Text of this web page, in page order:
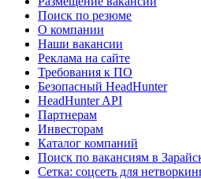
Поиск по резюме
О компании
Наши вакансии
Реклама на сайте
Требования к ПО
Безопасный HeadHunter
HeadHunter API
Партнерам
Инвесторам
Каталог компаний
Поиск по вакансиям в
Сетка: соцсеть для